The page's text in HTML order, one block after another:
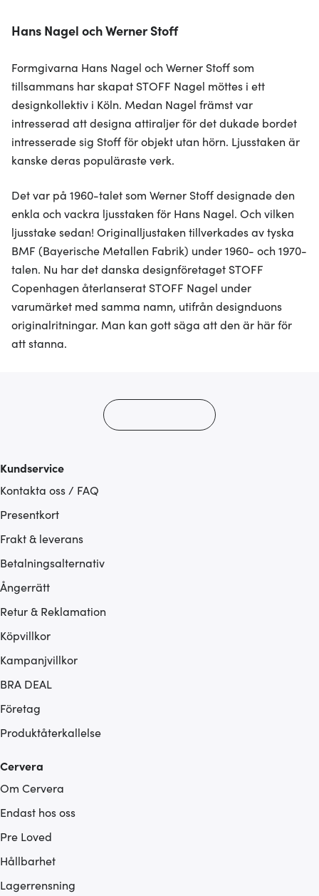
Hans Nagel och Werner Stoff
Formgivarna Hans Nagel och Werner Stoff som
tillsammans har skapat STOFF Nagel möttes i ett
designkollektiv i Köln. Medan Nagel främst var
intresserad att designa attiraljer för det dukade bordet
intresserade sig Stoff för objekt utan hörn. Ljusstaken är
kanske deras populäraste verk.
Det var på 1960-talet som Werner Stoff designade den
enkla och vackra ljusstaken för Hans Nagel. Och vilken
ljusstake sedan! Originalljustaken tillverkades av tyska
BMF (Bayerische Metallen Fabrik) under 1960- och 1970-
talen. Nu har det danska designföretaget STOFF
Copenhagen återlanserat STOFF Nagel under
varumärket med samma namn, utifrån designduons
originalritningar. Man kan gott säga att den är här för
att stanna.
Kundservice
Kontakta oss / FAQ
Presentkort
Frakt & leverans
Betalningsalternativ
Ångerrätt
Retur & Reklamation
Köpvillkor
Kampanjvillkor
BRA DEAL
Företag
Produktåterkallelse
Cervera
Om Cervera
Endast hos oss
Pre Loved
Hållbarhet
Lagerrensning